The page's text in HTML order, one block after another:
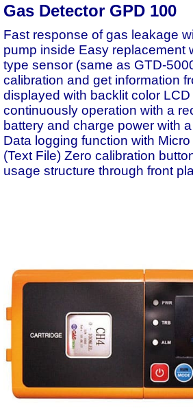
Gas Detector GPD 100
Fast response of gas leakage
pump inside Easy replacement
type sensor (same as GTD-
calibration and get information
displayed with backlit color
continuously operation with a
battery and charge power with
Data logging function with
(Text File) Zero calibration
usage structure through front